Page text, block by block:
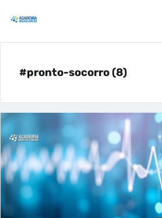
#pronto-socorro (8)